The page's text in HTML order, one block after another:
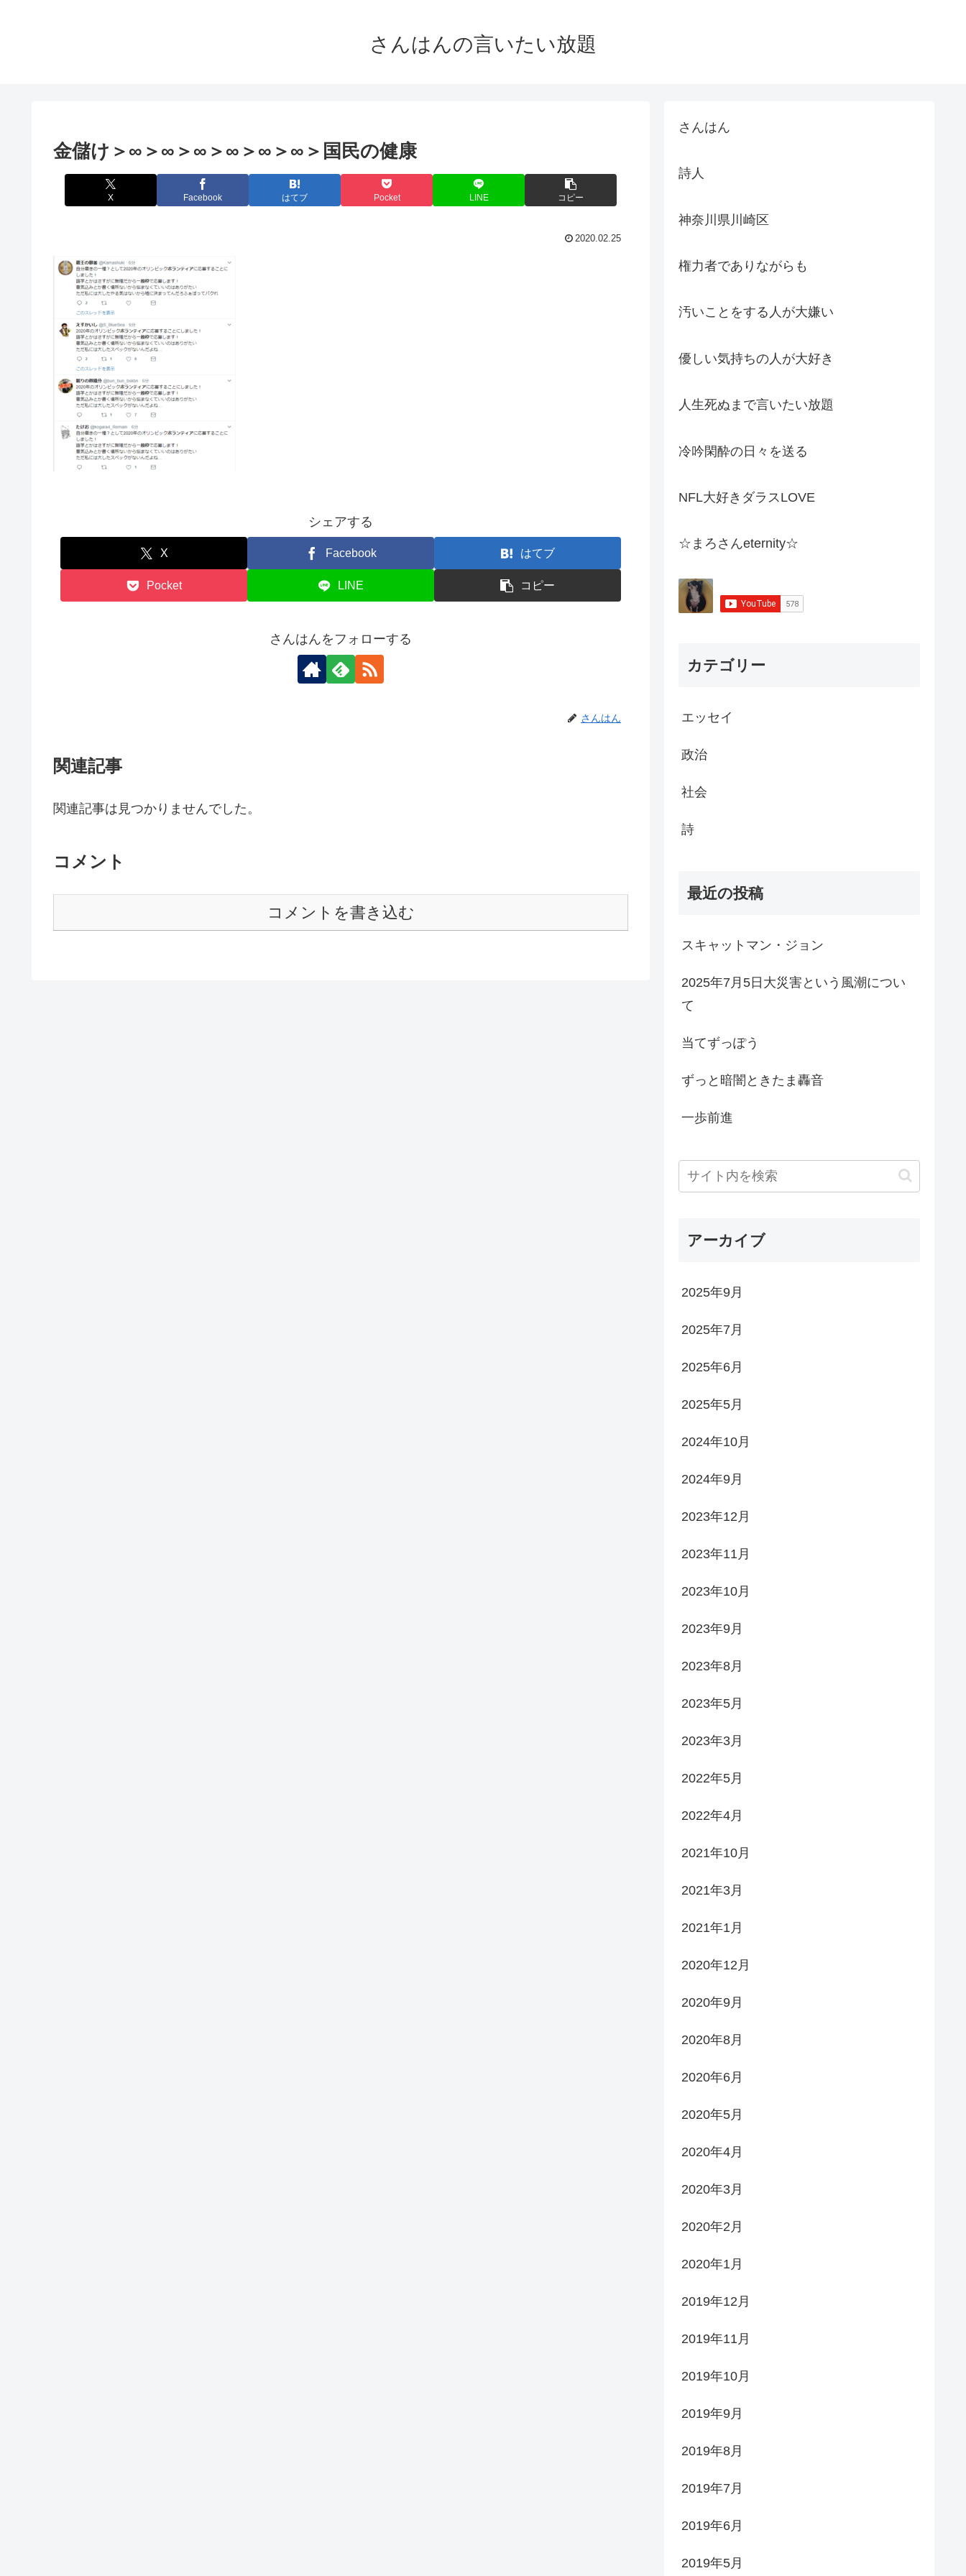
さんはんの言いたい放題
金儲け＞∞＞∞＞∞＞∞＞∞＞∞＞国民の健康
X Facebook はてブ Pocket LINE コピー
2020.02.25
シェアする
X Facebook はてブ
Pocket LINE コピー
さんはんをフォローする
さんはん
関連記事
関連記事は見つかりませんでした。
コメント
コメントを書き込む
さんはん
詩人
神奈川県川崎区
権力者でありながらも
汚いことをする人が大嫌い
優しい気持ちの人が大好き
人生死ぬまで言いたい放題
冷吟閑酔の日々を送る
NFL大好きダラスLOVE
☆まろさんeternity☆
カテゴリー
エッセイ
政治
社会
詩
最近の投稿
スキャットマン・ジョン
2025年7月5日大災害という風潮につい
て
当てずっぽう
ずっと暗闇ときたま轟音
一歩前進
アーカイブ
2025年9月
2025年7月
2025年6月
2025年5月
2024年10月
2024年9月
2023年12月
2023年11月
2023年10月
2023年9月
2023年8月
2023年5月
2023年3月
2022年5月
2022年4月
2021年10月
2021年3月
2021年1月
2020年12月
2020年9月
2020年8月
2020年6月
2020年5月
2020年4月
2020年3月
2020年2月
2020年1月
2019年12月
2019年11月
2019年10月
2019年9月
2019年8月
2019年7月
2019年6月
2019年5月